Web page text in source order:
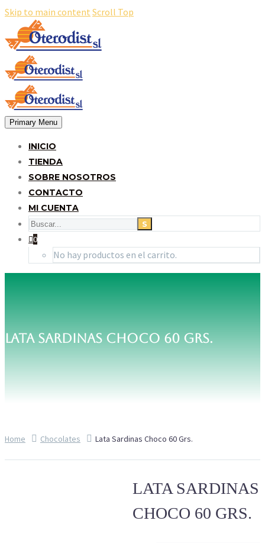
Skip to main content Scroll Top
Primary Menu
INICIO
TIENDA
SOBRE NOSOTROS
CONTACTO
MI CUENTA
0
No hay productos en el carrito.
LATA SARDINAS CHOCO 60 GRS.
Home Chocolates Lata Sardinas Choco 60 Grs.
LATA SARDINAS
CHOCO 60 GRS.